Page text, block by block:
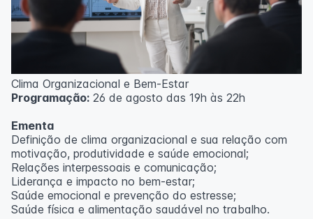
Clima Organizacional e Bem-Estar
Programação: 26 de agosto das 19h às 22h
Ementa
Definição de clima organizacional e sua relação com
motivação, produtividade e saúde emocional;
Relações interpessoais e comunicação;
Liderança e impacto no bem-estar;
Saúde emocional e prevenção do estresse;
Saúde física e alimentação saudável no trabalho.